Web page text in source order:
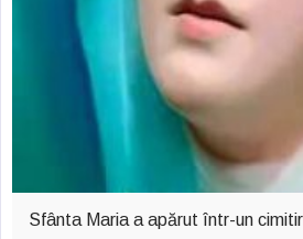
Sfânta Maria a apărut într-un